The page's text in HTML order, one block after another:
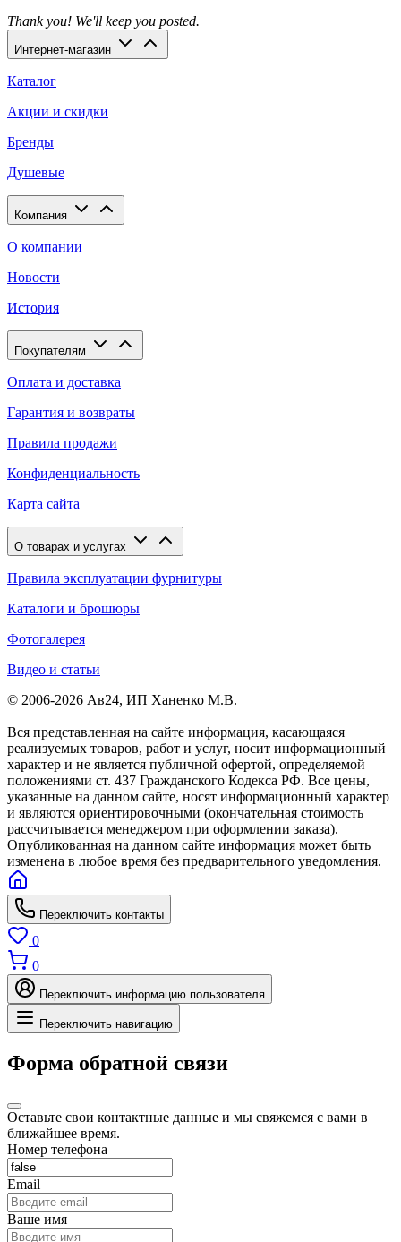
Thank you! We'll keep you posted.
Интернет-магазин
Каталог
Акции и скидки
Бренды
Душевые
Компания
О компании
Новости
История
Покупателям
Оплата и доставка
Гарантия и возвраты
Правила продажи
Конфиденциальность
Карта сайта
О товарах и услугах
Правила эксплуатации фурнитуры
Каталоги и брошюры
Фотогалерея
Видео и статьи
© 2006-2026 Ав24, ИП Ханенко М.В.
Вся представленная на сайте информация, касающаяся
реализуемых товаров, работ и услуг, носит информационный
характер и не является публичной офертой, определяемой
положениями ст. 437 Гражданского Кодекса РФ. Все цены,
указанные на данном сайте, носят информационный характер
и являются ориентировочными (окончательная стоимость
рассчитывается менеджером при оформлении заказа).
Опубликованная на данном сайте информация может быть
изменена в любое время без предварительного уведомления.
Переключить контакты
0
0
Переключить информацию пользователя
Переключить навигацию
Форма обратной связи
Оставьте свои контактные данные и мы свяжемся с вами в
ближайшее время.
Номер телефона
Email
Ваше имя